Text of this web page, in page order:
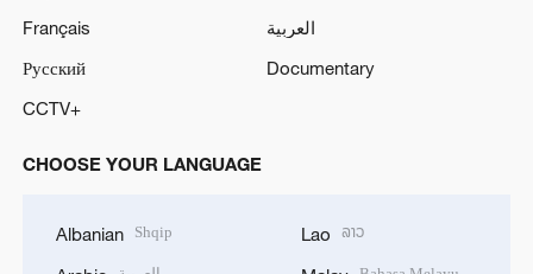
Français
العربية
Русский
Documentary
CCTV+
CHOOSE YOUR LANGUAGE
Albanian Shqip Lao ລາວ